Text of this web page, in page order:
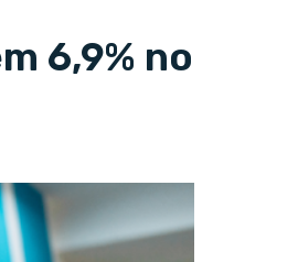
6,9% no